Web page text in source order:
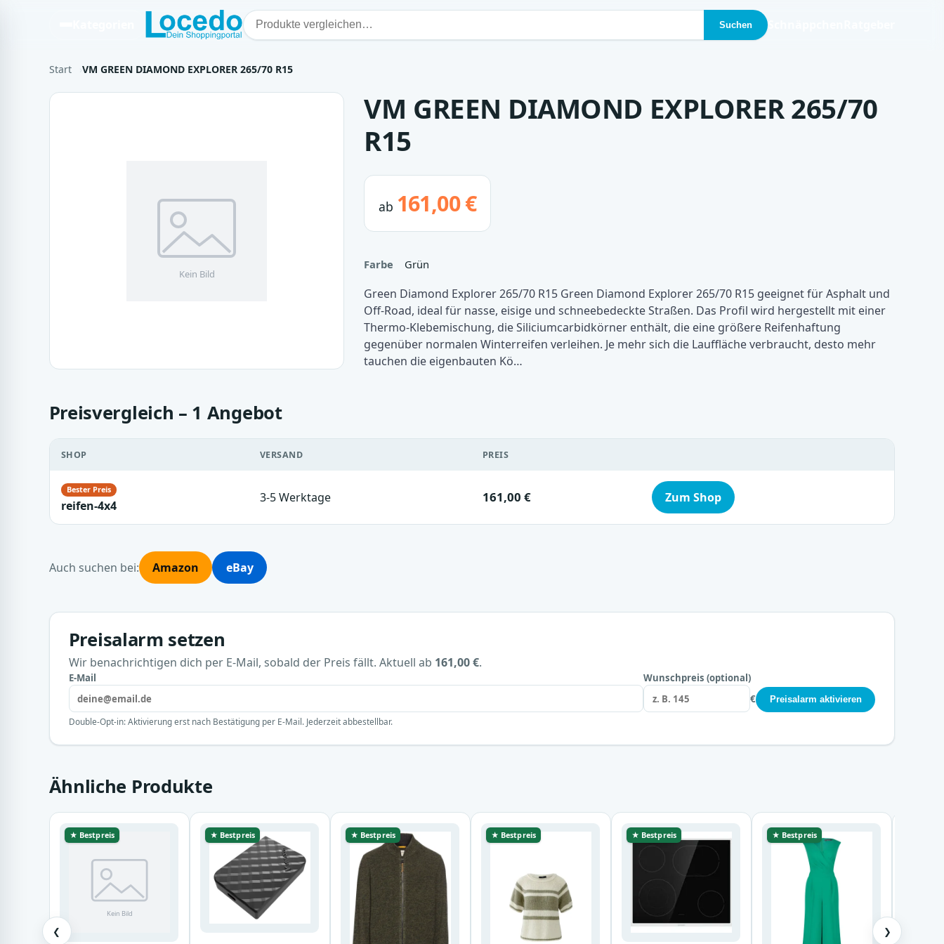
Suchen
Start VM GREEN DIAMOND EXPLORER 265/70 R15
VM GREEN DIAMOND EXPLORER 265/70
R15
ab 161,00 €
Farbe Grün
Green Diamond Explorer 265/70 R15 Green Diamond Explorer 265/70 R15 geeignet für Asphalt und
Off-Road, ideal für nasse, eisige und schneebedeckte Straßen. Das Profil wird hergestellt mit einer
Thermo-Klebemischung, die Siliciumcarbidkörner enthält, die eine größere Reifenhaftung
gegenüber normalen Winterreifen verleihen. Je mehr sich die Lauffläche verbraucht, desto mehr
tauchen die eigenbauten Kö…
Preisvergleich – 1 Angebot
SHOP VERSAND PREIS
reifen-4x4
3-5 Werktage 161,00 € Zum Shop
Auch suchen bei: Amazon eBay
Preisalarm setzen
Wir benachrichtigen dich per E-Mail, sobald der Preis fällt. Aktuell ab 161,00 €.
E-Mail
Wunschpreis (optional)
€
Preisalarm aktivieren
Double-Opt-in: Aktivierung erst nach Bestätigung per E-Mail. Jederzeit abbestellbar.
Ähnliche Produkte
❮
★ Bestpreis ★ Bestpreis ★ Bestpreis ★ Bestpreis ★ Bestpreis ★ Bestpreis
❯